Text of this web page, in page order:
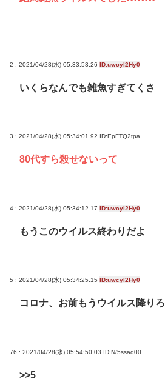
2 : 2021/04/28(水) 05:33:53.26 ID:uwcyl2Hy0
いくらなんでも雑魚すぎてくさ
3 : 2021/04/28(水) 05:34:01.92 ID:EpFTQ2tpa
80代すら殺せないって
4 : 2021/04/28(水) 05:34:12.17 ID:uwcyl2Hy0
もうこのウイルス終わりだよ
5 : 2021/04/28(水) 05:34:25.15 ID:uwcyl2Hy0
コロナ、お前もうウイルス降りろ
76 : 2021/04/28(水) 05:54:50.03 ID:N/5ssaq00
>>5